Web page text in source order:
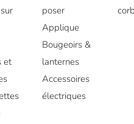
et
poser
Applique
Bougeoirs &
lanternes
Accessoires
électriques